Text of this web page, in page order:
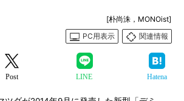
[朴尚洙，MONOist]
PC用表示
関連情報
Post LINE Hatena